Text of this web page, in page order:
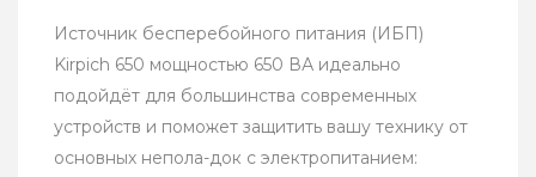
Источник бесперебойного питания (ИБП)
Kirpich 650 мощностью 650 ВА идеально
подойдёт для большинства современных
устройств и поможет защитить вашу технику от
основных непола-док с электропитанием: